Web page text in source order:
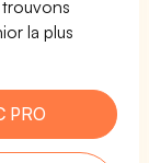
la plus
PRO